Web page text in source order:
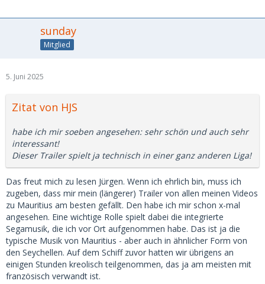
sunday
Mitglied
5. Juni 2025
Zitat von HJS
habe ich mir soeben angesehen: sehr schön und auch sehr
interessant!
Dieser Trailer spielt ja technisch in einer ganz anderen Liga!
Das freut mich zu lesen Jürgen. Wenn ich ehrlich bin, muss ich
zugeben, dass mir mein (längerer) Trailer von allen meinen Videos
zu Mauritius am besten gefällt. Den habe ich mir schon x-mal
angesehen. Eine wichtige Rolle spielt dabei die integrierte
Segamusik, die ich vor Ort aufgenommen habe. Das ist ja die
typische Musik von Mauritius - aber auch in ähnlicher Form von
den Seychellen. Auf dem Schiff zuvor hatten wir übrigens an
einigen Stunden kreolisch teilgenommen, das ja am meisten mit
französisch verwandt ist.